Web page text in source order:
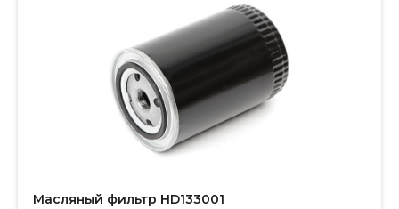
Масляный фильтр HD133001